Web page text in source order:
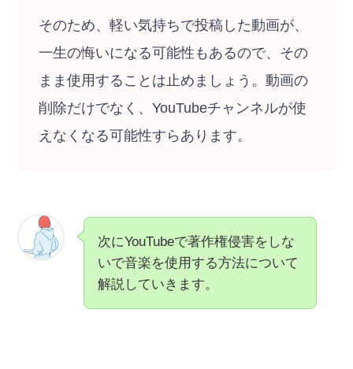
そのため、軽い気持ちで投稿した動画が、
一生の悔いになる可能性もあるので、その
まま使用することは止めましょう。動画の
削除だけでなく、YouTubeチャンネルが使
えなくなる可能性すらあります。
次にYouTubeで著作権侵害をしな
いで音楽を使用する方法について
解説していきます。